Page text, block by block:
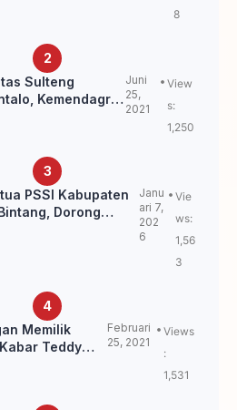
8
Sulteng
Kemendagri:
Juni
25,
2021
View
s:
1,250
PSSI Kabupaten
Dorong
Janu
ari 7,
202
6
Vie
ws:
1,56
3
Memilik
Teddy
Februari
25, 2021
Views
:
1,531